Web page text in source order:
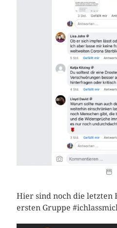
Hier sind noch die letzten
ersten Gruppe